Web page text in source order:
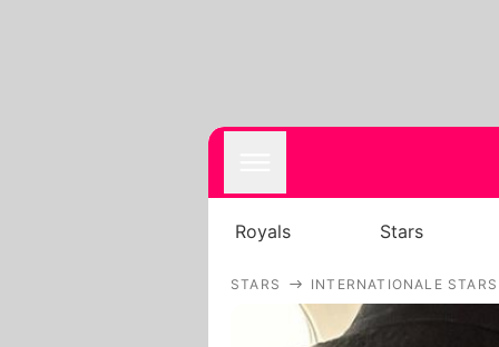
Royals Stars
STARS INTERNATIONALE STARS